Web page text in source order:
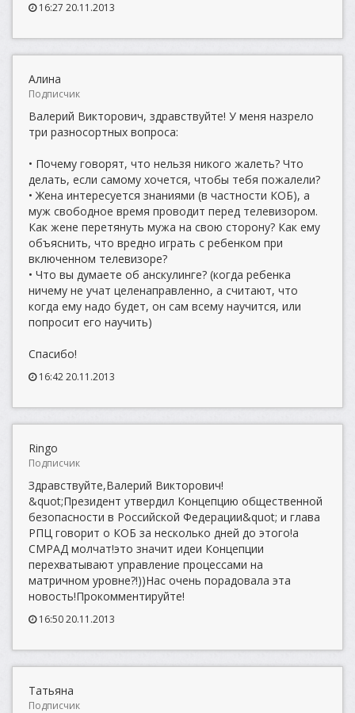
16:27 20.11.2013
Алина
Подписчик
Валерий Викторович, здравствуйте! У меня назрело
три разносортных вопроса:
• Почему говорят, что нельзя никого жалеть? Что
делать, если самому хочется, чтобы тебя пожалели?
• Жена интересуется знаниями (в частности КОБ), а
муж свободное время проводит перед телевизором.
Как жене перетянуть мужа на свою сторону? Как ему
объяснить, что вредно играть с ребенком при
включенном телевизоре?
• Что вы думаете об анскулинге? (когда ребенка
ничему не учат целенаправленно, а считают, что
когда ему надо будет, он сам всему научится, или
попросит его научить)
Спасибо!
16:42 20.11.2013
Ringo
Подписчик
Здравствуйте,Валерий Викторович!
&quot;Президент утвердил Концепцию общественной
безопасности в Российской Федерации&quot; и глава
РПЦ говорит о КОБ за несколько дней до этого!а
СМРАД молчат!это значит идеи Концепции
перехватывают управление процессами на
матричном уровне?!))Нас очень порадовала эта
новость!Прокомментируйте!
16:50 20.11.2013
Татьяна
Подписчик